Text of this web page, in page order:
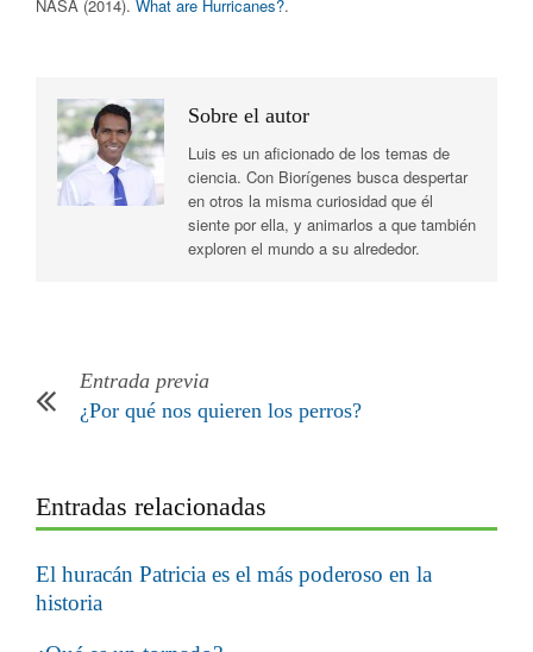
NASA (2014). What are Hurricanes?.
Sobre el autor
Luis es un aficionado de los temas de
ciencia. Con Biorígenes busca despertar
en otros la misma curiosidad que él
siente por ella, y animarlos a que también
exploren el mundo a su alrededor.
Entrada previa
¿Por qué nos quieren los perros?
Entradas relacionadas
El huracán Patricia es el más poderoso en la
historia